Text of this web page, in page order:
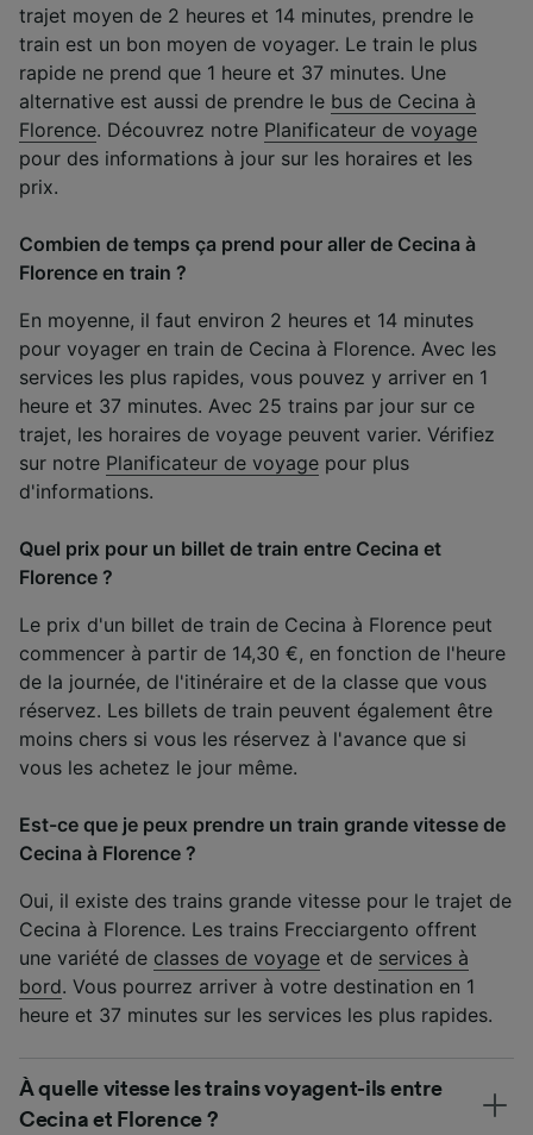
trajet moyen de 2 heures et 14 minutes, prendre le
train est un bon moyen de voyager. Le train le plus
rapide ne prend que 1 heure et 37 minutes. Une
alternative est aussi de prendre le bus de Cecina à
Florence. Découvrez notre Planificateur de voyage
pour des informations à jour sur les horaires et les
prix.
Combien de temps ça prend pour aller de Cecina à
Florence en train ?
En moyenne, il faut environ 2 heures et 14 minutes
pour voyager en train de Cecina à Florence. Avec les
services les plus rapides, vous pouvez y arriver en 1
heure et 37 minutes. Avec 25 trains par jour sur ce
trajet, les horaires de voyage peuvent varier. Vérifiez
sur notre Planificateur de voyage pour plus
d'informations.
Quel prix pour un billet de train entre Cecina et
Florence ?
Le prix d'un billet de train de Cecina à Florence peut
commencer à partir de 14,30 €, en fonction de l'heure
de la journée, de l'itinéraire et de la classe que vous
réservez. Les billets de train peuvent également être
moins chers si vous les réservez à l'avance que si
vous les achetez le jour même.
Est-ce que je peux prendre un train grande vitesse de
Cecina à Florence ?
Oui, il existe des trains grande vitesse pour le trajet de
Cecina à Florence. Les trains Frecciargento offrent
une variété de classes de voyage et de services à
bord. Vous pourrez arriver à votre destination en 1
heure et 37 minutes sur les services les plus rapides.
À quelle vitesse les trains voyagent-ils entre
Cecina et Florence ?